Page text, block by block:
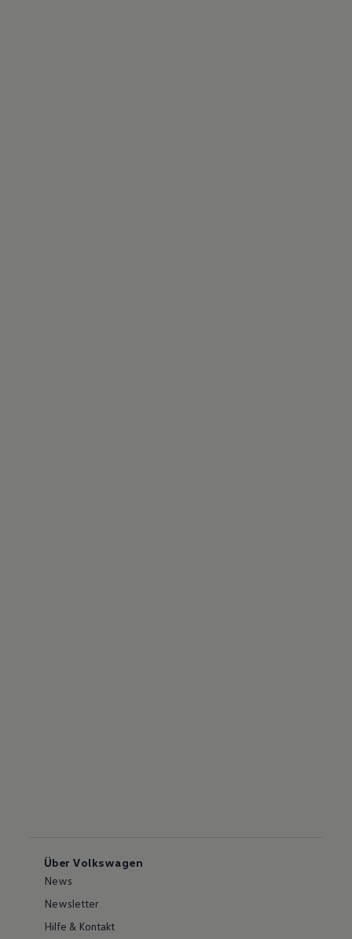
Über Volkswagen
News
Newsletter
Hilfe & Kontakt